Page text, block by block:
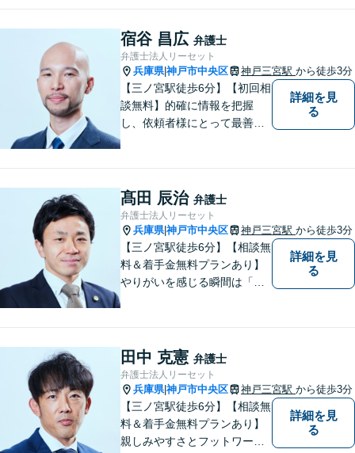
ります。まずはご相談へお越
しください【完全個室対応】
宿谷 昌広 弁護士
弁護士法人リーセット
兵庫県|神戸市中央区 神戸三宮駅 から徒歩3分
【三ノ宮駅徒歩6分】【初回相
談無料】的確に情報を把握
し、依頼者様にとって最善の
て、共に一歩ずつ進んでいき
ましょう。【複数弁護士在
籍】
詳細を見
る
髙田 辰治 弁護士
弁護士法人リーセット
兵庫県|神戸市中央区 神戸三宮駅 から徒歩3分
【三ノ宮駅徒歩6分】【相談無
料＆着手金無料プランあり】
やりがいを感じる瞬間は「依
善の解決へと導きます。不安
な気持ちをお持ちの方は、お
気軽にご相談くださいませ。
詳細を見
る
田中 克憲 弁護士
弁護士法人リーセット
兵庫県|神戸市中央区 神戸三宮駅 から徒歩3分
【三ノ宮駅徒歩6分】【相談無
料＆着手金無料プランあり】
親しみやすさとフットワーク
詳細を見
る